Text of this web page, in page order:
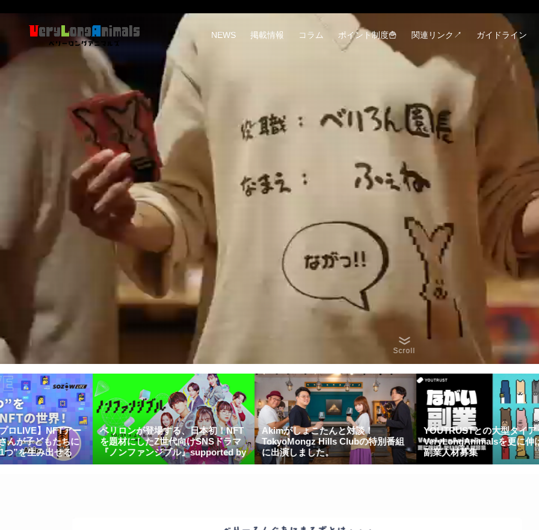
NEWS 掲載情報 コラム ポイント制度🍟 関連リンク↗ ガイドライン
Scroll
ベリロンが登場する、日本初！NFT
を題材にしたZ世代向けSNSドラマ
『ノンファンジブル』supported by
Yay!10月31日より公開
Akimがしょこたんと対談！
TokyoMongz Hills Clubの特別番組
に出演しました。
YOUTRUSTとの大型タイアップ！
VeryLongAnimalsを更に伸ばしたい
副業人材募集
日本経
as
た。